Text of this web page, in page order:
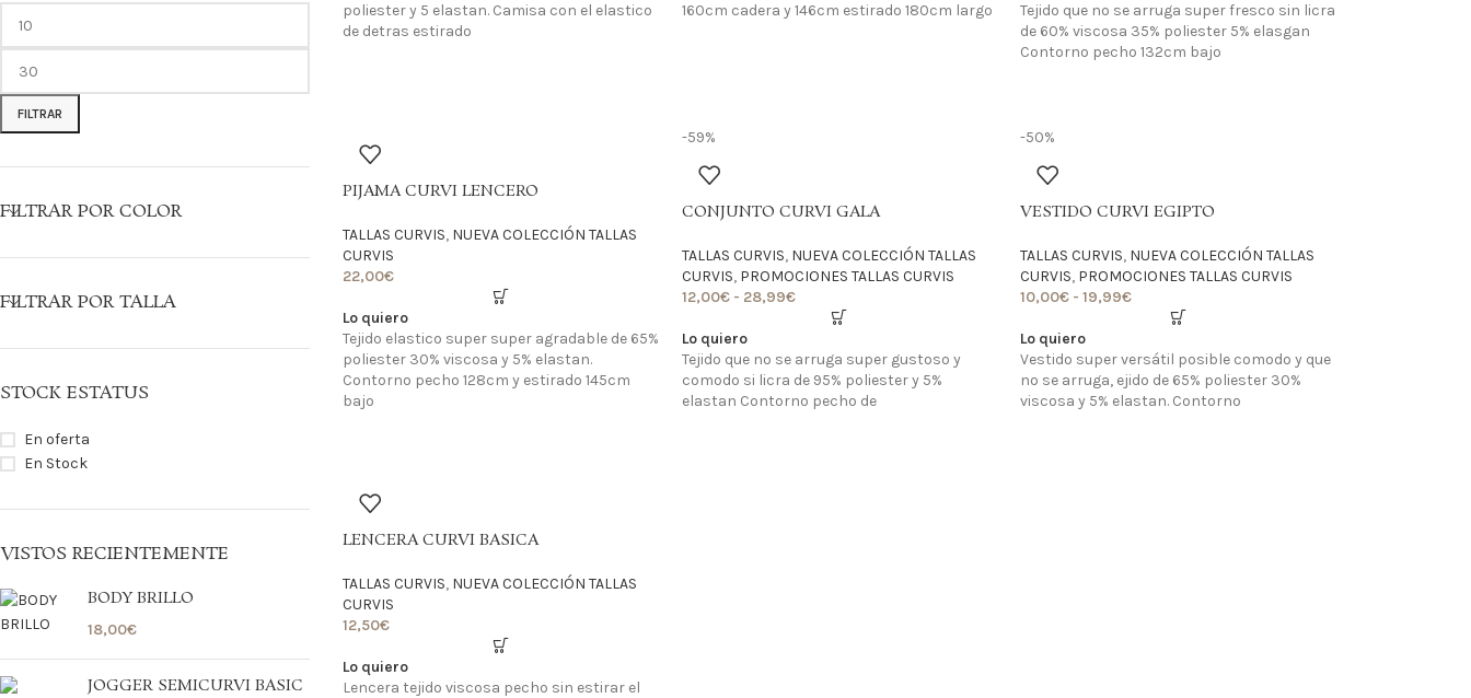
FILTRAR
FILTRAR POR COLOR
FILTRAR POR TALLA
STOCK ESTATUS
En oferta
En Stock
VISTOS RECIENTEMENTE
BODY BRILLO
18,00€
JOGGER SEMICURVI BASIC
poliester y 5 elastan. Camisa con el elastico
de detras estirado
160cm cadera y 146cm estirado 180cm largo
Tejido que no se arruga super fresco sin licra
de 60% viscosa 35% poliester 5% elasgan
Contorno pecho 132cm bajo
PIJAMA CURVI LENCERO
TALLAS CURVIS, NUEVA COLECCIÓN TALLAS
CURVIS
22,00€
Lo quiero
Tejido elastico super super agradable de 65%
poliester 30% viscosa y 5% elastan.
Contorno pecho 128cm y estirado 145cm
bajo
-59%
CONJUNTO CURVI GALA
TALLAS CURVIS, NUEVA COLECCIÓN TALLAS
CURVIS, PROMOCIONES TALLAS CURVIS
12,00€ - 28,99€
Lo quiero
Tejido que no se arruga super gustoso y
comodo si licra de 95% poliester y 5%
elastan Contorno pecho de
-50%
VESTIDO CURVI EGIPTO
TALLAS CURVIS, NUEVA COLECCIÓN TALLAS
CURVIS, PROMOCIONES TALLAS CURVIS
10,00€ - 19,99€
Lo quiero
Vestido super versátil posible comodo y que
no se arruga, ejido de 65% poliester 30%
viscosa y 5% elastan. Contorno
LENCERA CURVI BASICA
TALLAS CURVIS, NUEVA COLECCIÓN TALLAS
CURVIS
12,50€
Lo quiero
Lencera tejido viscosa pecho sin estirar el